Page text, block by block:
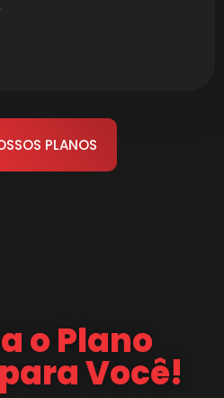
PLANOS
o Plano
Você!